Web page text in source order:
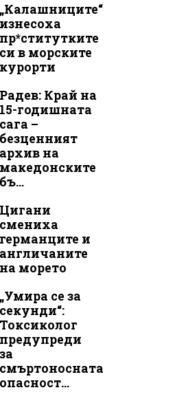
„Калашниците“
изнесоха
пр*ститутките
си в морските
курорти
Радев: Край на
15-годишната
сага –
безценният
архив на
македонските
бъ...
Цигани
смениха
германците и
англичаните
на морето
„Умира се за
секунди“:
Токсиколог
предупреди
за
смъртоносната
опасност...